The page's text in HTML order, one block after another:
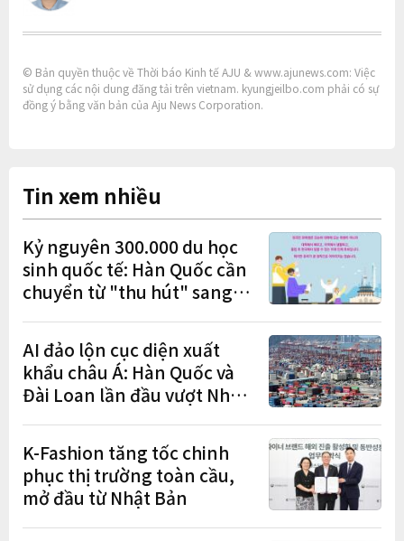
© Bản quyền thuộc về Thời báo Kinh tế AJU & www.ajunews.com: Việc
sử dụng các nội dung đăng tải trên vietnam. kyungjeilbo.com phải có sự
đồng ý bằng văn bản của Aju News Corporation.
Tin xem nhiều
Kỷ nguyên 300.000 du học
sinh quốc tế: Hàn Quốc cần
chuyển từ "thu hút" sang
cư"
AI đảo lộn cục diện xuất
khẩu châu Á: Hàn Quốc và
Đài Loan lần đầu vượt Nhật
K-Fashion tăng tốc chinh
phục thị trường toàn cầu,
mở đầu từ Nhật Bản